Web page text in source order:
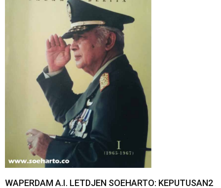
WAPERDAM A.I. LETDJEN SOEHARTO: KEPUTUSAN2